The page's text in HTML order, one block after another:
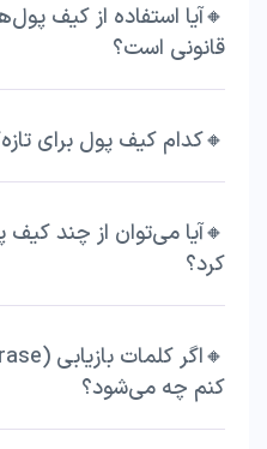
🔸آیا استفاده از کیف
قانونی است؟
🔸کدام کیف پول برای
🔸آیا می‌توان از چند
کرد؟
کنم چه می‌شود؟